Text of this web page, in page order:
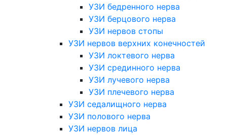
УЗИ бедренного нерва
УЗИ берцового нерва
УЗИ нервов стопы
УЗИ нервов верхних конечностей
УЗИ локтевого нерва
УЗИ срединного нерва
УЗИ лучевого нерва
УЗИ плечевого нерва
УЗИ седалищного нерва
УЗИ полового нерва
УЗИ нервов лица